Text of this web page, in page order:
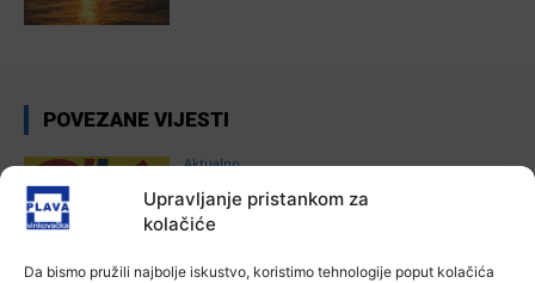
Upravljanje pristankom za
kolačiće
Da bismo pružili najbolje iskustvo, koristimo tehnologije poput kolačića
POVEZANE VIJESTI
Aktualno
Autoklub Vinkovci u rujnu će obilježiti
stotu godišnjicu djelovanja
7 kolovoza, 2026